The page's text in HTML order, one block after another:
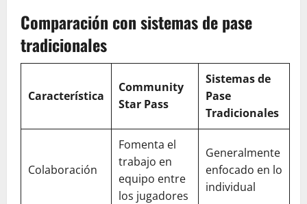
Comparación con sistemas de pase
tradicionales
Característica
Community
Star Pass
Sistemas de
Pase
Tradicionales
Colaboración
Fomenta el
trabajo en
equipo entre
los jugadores
Generalmente
enfocado en lo
individual